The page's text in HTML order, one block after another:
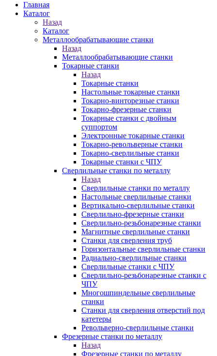
Главная
Каталог
Назад
Каталог
Металлообрабатывающие станки
Назад
Металлообрабатывающие станки
Токарные станки
Назад
Токарные станки
Настольные токарные станки
Токарно-винторезные станки
Токарно-фрезерные станки
Токарные станки с двойным
суппортом
Электронные токарные станки
Токарно-револьверные станки
Токарно-сверлильные станки
Токарные станки с ЧПУ
Сверлильные станки по металлу
Назад
Сверлильные станки по металлу
Настольные сверлильные станки
Вертикально-сверлильные станки
Сверлильно-фрезерные станки
Сверлильно-резьбонарезные станки
Магнитные сверлильные станки
Станки для сверления труб
Горизонтальные сверлильные станки
Радиально-сверлильные станки
Сверлильные станки с ЧПУ
Сверлильно-резьбонарезные станки с
ЧПУ
Многошпиндельные сверлильные
станки
Станки для сверления отверстий под
катетеры
Револьверно-сверлильные станки
Фрезерные станки по металлу
Назад
Фрезерные станки по металлу